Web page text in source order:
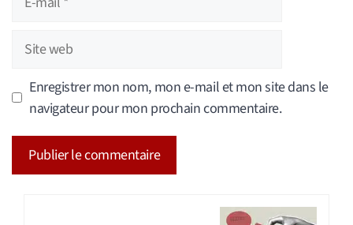
Site
web
Enregistrer mon nom, mon e-mail et mon site dans le
navigateur pour mon prochain commentaire.